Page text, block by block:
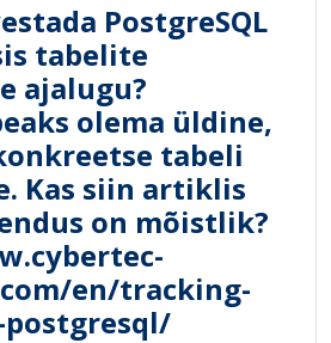
PostgreSQL
tabelite
ajalugu?
olema üldine,
tabeli
Kas siin artiklis
on mõistlik?
en/tracking-
postgresql/